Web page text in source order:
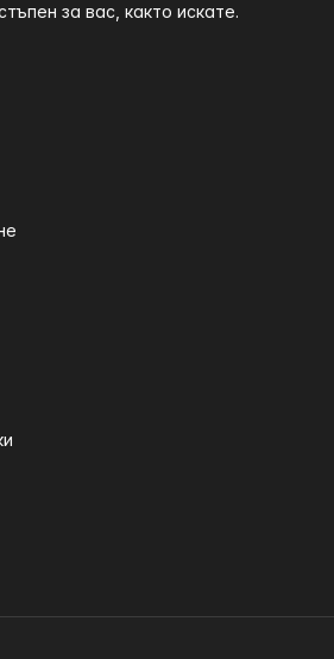
за вас, както искате.